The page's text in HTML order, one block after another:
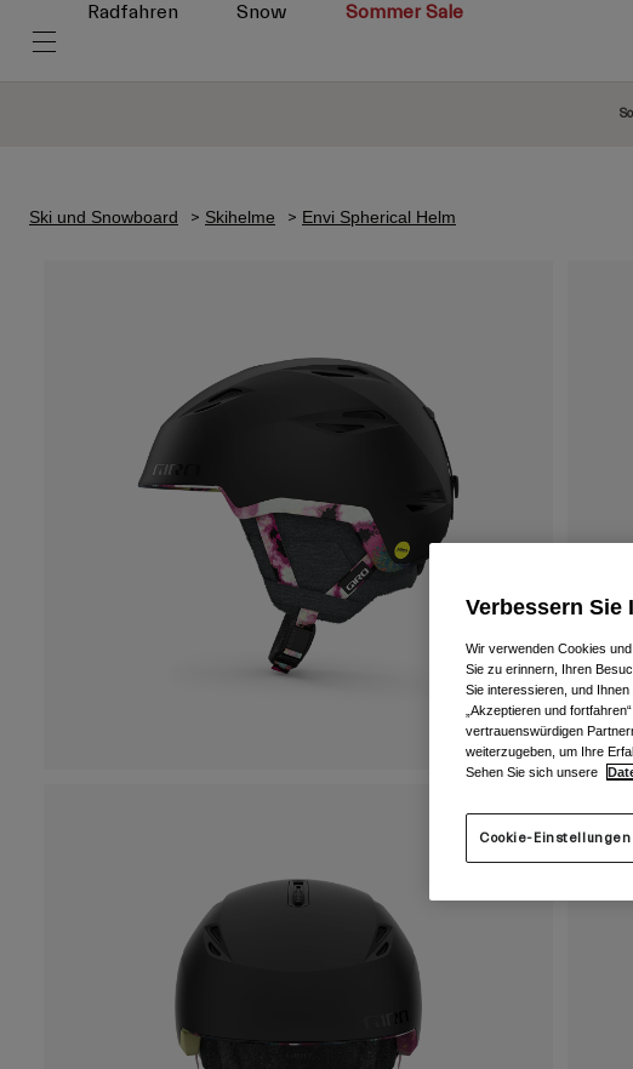
Radfahren Snow Sommer Sale
Ski und Snowboard Skihelme Envi Spherical Helm
Verbessern Sie
Wir verwenden Cookies
Sie zu erinnern, Ihren
Sie interessieren, und
„Akzeptieren und
vertrauenswürdigen
weiterzugeben, um Ihre
Sehen Sie sich unsere
Cookie-Einstellungen